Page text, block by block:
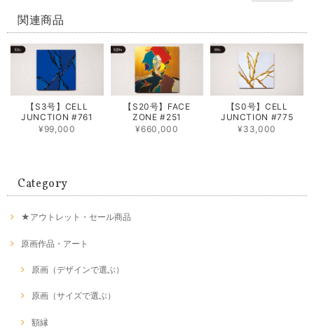
関連商品
【S3号】CELL
JUNCTION #761
¥99,000
【S20号】FACE
ZONE #251
¥660,000
【S0号】CELL
JUNCTION #775
¥33,000
Category
★アウトレット・セール商品
原画作品・アート
原画（デザインで選ぶ）
原画（サイズで選ぶ）
額縁